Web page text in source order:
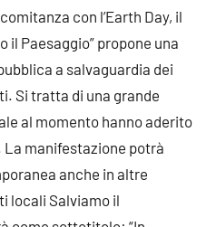
con l’Earth Day, il
il Paesaggio” propone una
a salvaguardia dei
Si tratta di una grande
al momento hanno aderito
manifestazione potrà
anche in altre
locali Salviamo il